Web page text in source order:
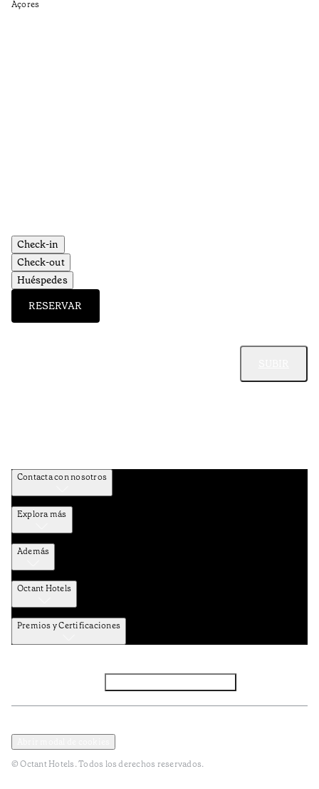
Açores
Check-in
Check-out
Huéspedes
RESERVAR
Contacta con nosotros
Explora más
Además
Octant Hotels
Premios y Certificaciones
© Octant Hotels. Todos los derechos reservados.